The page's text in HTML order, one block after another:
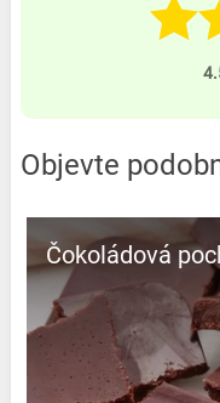
Objevte
Čokoládová